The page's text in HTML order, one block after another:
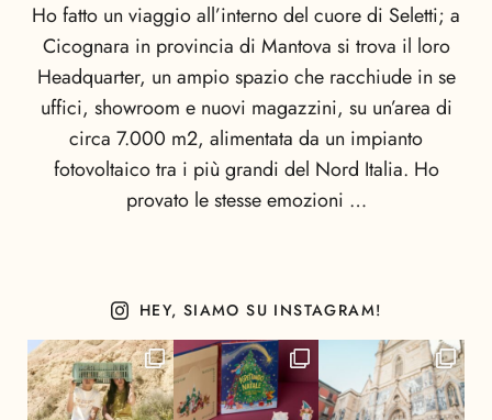
Ho fatto un viaggio all’interno del cuore di Seletti; a
Cicognara in provincia di Mantova si trova il loro
Headquarter, un ampio spazio che racchiude in se
uffici, showroom e nuovi magazzini, su un’area di
circa 7.000 m2, alimentata da un impianto
fotovoltaico tra i più grandi del Nord Italia. Ho
provato le stesse emozioni …
HEY, SIAMO SU INSTAGRAM!